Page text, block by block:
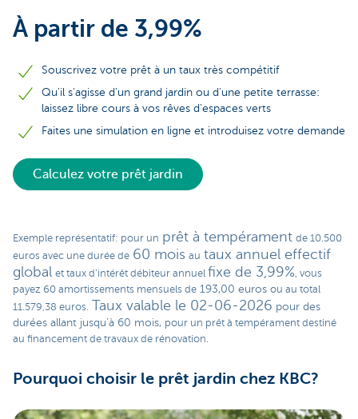
À partir de 3,99%
Souscrivez votre prêt à un taux très compétitif
Qu'il s'agisse d'un grand jardin ou d'une petite terrasse:
laissez libre cours à vos rêves d'espaces verts
Faites une simulation en ligne et introduisez votre demande
Calculez votre prêt jardin
Exemple représentatif: pour un prêt à tempérament de 10.500
euros avec une durée de 60 mois au taux annuel effectif
global et taux d’intérêt débiteur annuel fixe de 3,99%, vous
payez 60 amortissements mensuels de 193,00 euros ou au total
11.579,38 euros. Taux valable le 02-06-2026 pour des
durées allant jusqu’à 60 mois, pour un prêt à tempérament destiné
au financement de travaux de rénovation.
Pourquoi choisir le prêt jardin chez KBC?